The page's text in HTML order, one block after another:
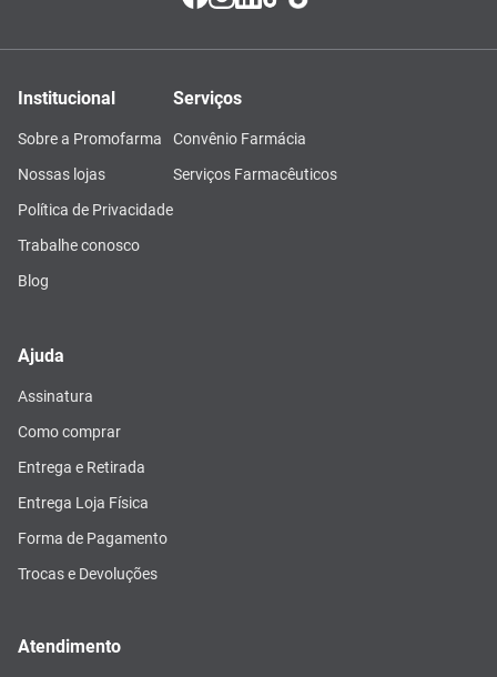
Institucional
Sobre a Promofarma
Nossas lojas
Política de Privacidade
Trabalhe conosco
Blog
Serviços
Convênio Farmácia
Serviços Farmacêuticos
Ajuda
Assinatura
Como comprar
Entrega e Retirada
Entrega Loja Física
Forma de Pagamento
Trocas e Devoluções
Atendimento